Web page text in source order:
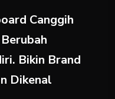
Canggih
Bikin Brand
Dikenal